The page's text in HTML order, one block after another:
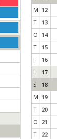
M 12
T
13
O
14
T
15
F
16
L
17
S
18
M 19
T
20
O
21
T
22